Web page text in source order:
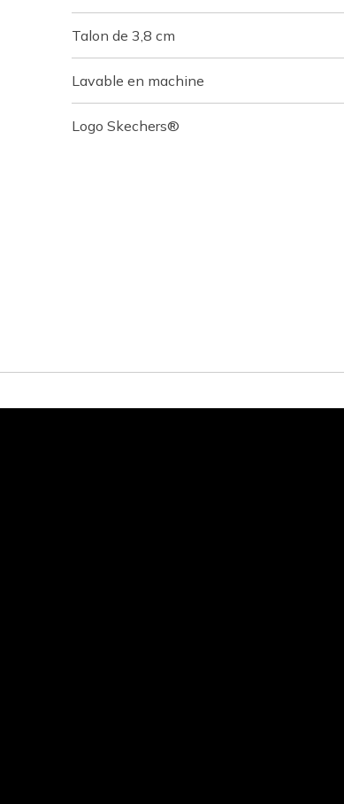
Talon de 3,8 cm
Lavable en machine
Logo Skechers®